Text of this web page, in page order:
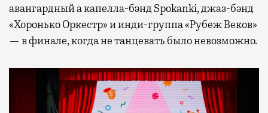
авангардный а капелла-бэнд Spokanki, джаз-бэнд
«Хоронько Оркестр» и инди-группа «Рубеж Веков»
— в финале, когда не танцевать было невозможно.